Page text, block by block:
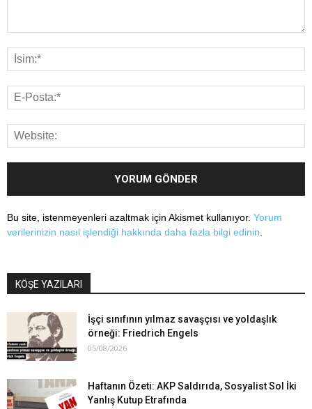
Bu site, istenmeyenleri azaltmak için Akismet kullanıyor. Yorum
verilerinizin nasıl işlendiği hakkında daha fazla bilgi edinin
KÖŞE YAZILARI
İşçi sınıfının yılmaz savaşçısı ve yoldaşlık
örneği: Friedrich Engels
05/08/2026
Haftanın Özeti: AKP Saldırıda, Sosyalist Sol İki
Yanlış Kutup Etrafında